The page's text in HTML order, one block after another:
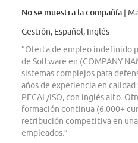
No se muestra la compañía |
Gestión, Español, Inglés
“Oferta de empleo indefinido
de Software en (COMPANY
sistemas complejos para
años de experiencia en calidad
PECAL/ISO, con inglés alto.
formación continua (6.000+
retribución competitiva en
empleados.”